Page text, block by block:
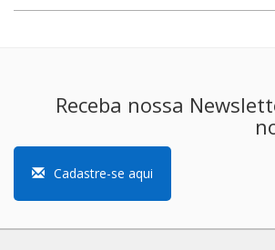
Receba nossa
Cadastre-se aqui